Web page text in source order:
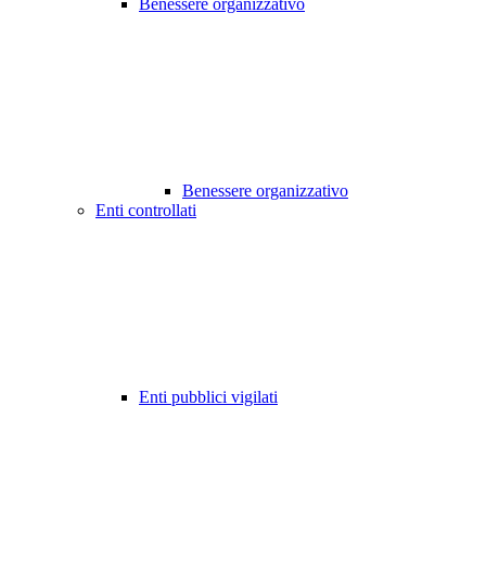
Benessere organizzativo
Benessere organizzativo
Enti controllati
Enti pubblici vigilati